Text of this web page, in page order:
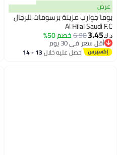
عرض
بوما جوارب مزينة برسومات للرجال
Al Hilal Saudi F.C
د.ك‏3.45
6.98خصم 50%
أقل سعر في 30 يوم
أقل سعر في 30 يوماحصل عليه خلال 13 - 14